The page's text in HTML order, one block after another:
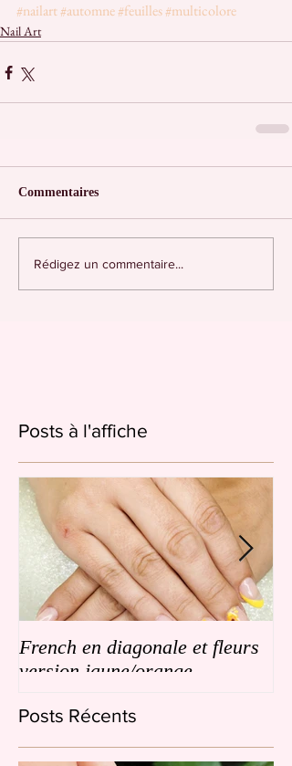
#nailart#automne#feuilles#multicolore
Nail Art
Commentaires
Rédigez un commentaire...
Posts à l'affiche
French en diagonale et fleurs
version jaune/orange
Posts Récents